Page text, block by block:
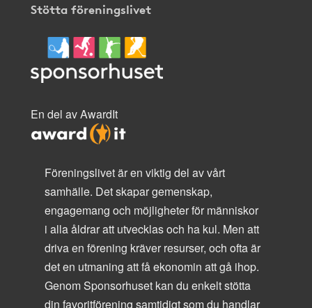
Stötta föreningslivet
En del av AwardIt
Föreningslivet är en viktig del av vårt
samhälle. Det skapar gemenskap,
engagemang och möjligheter för människor
i alla åldrar att utvecklas och ha kul. Men att
driva en förening kräver resurser, och ofta är
det en utmaning att få ekonomin att gå ihop.
Genom Sponsorhuset kan du enkelt stötta
din favoritförening samtidigt som du handlar